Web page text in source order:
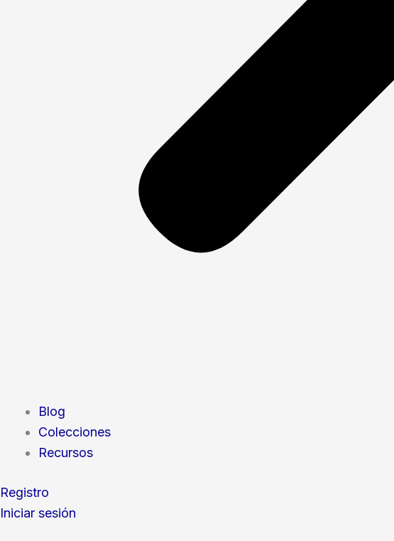
Blog
Colecciones
Recursos
Registro
Iniciar sesión